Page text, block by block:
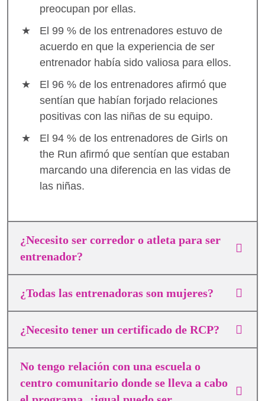
preocupan por ellas.
El 99 % de los entrenadores estuvo de
acuerdo en que la experiencia de ser
entrenador había sido valiosa para ellos.
El 96 % de los entrenadores afirmó que
sentían que habían forjado relaciones
positivas con las niñas de su equipo.
El 94 % de los entrenadores de Girls on
the Run afirmó que sentían que estaban
marcando una diferencia en las vidas de
las niñas.
¿Necesito ser corredor o atleta para ser
entrenador?
¿Todas las entrenadoras son mujeres?
¿Necesito tener un certificado de RCP?
No tengo relación con una escuela o
centro comunitario donde se lleva a cabo